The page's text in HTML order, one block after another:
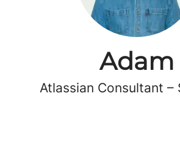
Adam
Atlassian Consultant –